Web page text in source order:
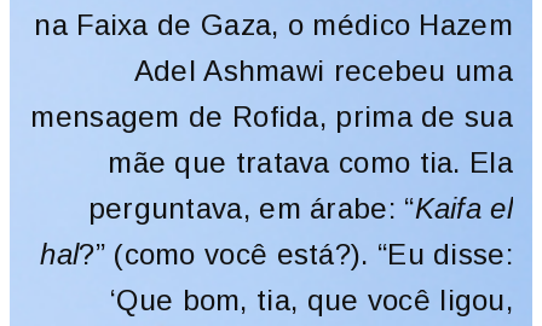
na Faixa de Gaza, o médico Hazem
Adel Ashmawi recebeu uma
mensagem de Rofida, prima de sua
mãe que tratava como tia. Ela
perguntava, em árabe: “Kaifa el
hal?” (como você está?). “Eu disse:
‘Que bom, tia, que você ligou,